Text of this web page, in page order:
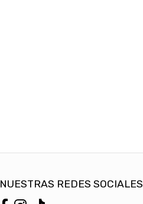
NUESTRAS REDES SOCIALES